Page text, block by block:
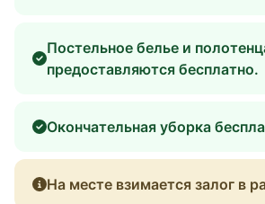
Постельное белье и
предоставляются бесплатно.
Окончательная уборка
На месте взимается залог в